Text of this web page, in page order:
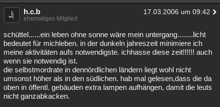
h.c.b 17.03.2006 um 09:42
ehemaliges Mitglied
schüttel......ein leben ohne sonne wäre mein untergang........licht
bedeutet für michleben. in der dunkeln jahreszeit minimiere ich
meine aktivitäten aufs notwendigste. ichhasse diese zeit!!!!!! auch
wenn sie notwendig ist.
die selbstmordrate in dennördlichen ländern liegt wohl nicht
umsonst höher als in den südlichen. hab mal gelesen,dass die da
oben in öffentl. gebäuden extra lampen aufhängen, damit die leuts
nicht ganzabkacken.